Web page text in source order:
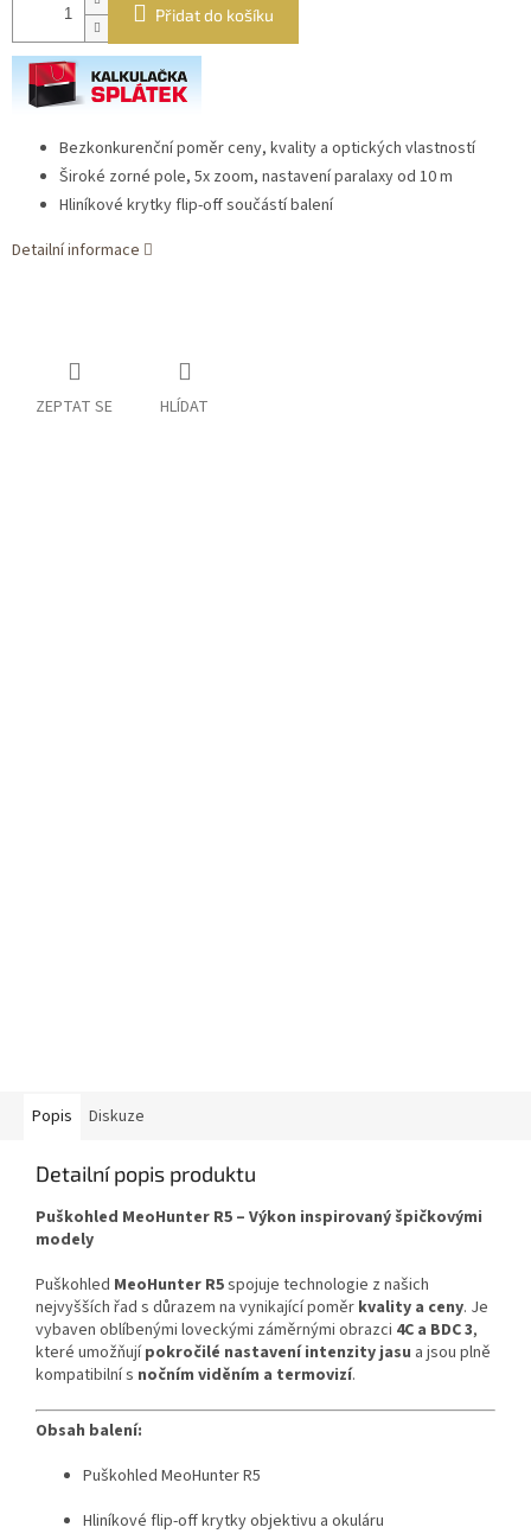
Přidat do košíku
Bezkonkurenční poměr ceny, kvality a optických vlastností
Široké zorné pole, 5x zoom, nastavení paralaxy od 10 m
Hliníkové krytky flip-off součástí balení
Detailní informace
ZEPTAT SE HLÍDAT
Popis Diskuze
Detailní popis produktu
Puškohled MeoHunter R5 – Výkon inspirovaný špičkovými
modely
Puškohled MeoHunter R5spojuje technologie z našich
nejvyšších řad s důrazem na vynikající poměr kvality a ceny. Je
vybaven oblíbenými loveckými záměrnými obrazci 4C a BDC 3,
které umožňujípokročilé nastavení intenzity jasu a jsou plně
kompatibilní s nočním viděním a termovizí.
Obsah balení:
Puškohled MeoHunter R5
Hliníkové flip-off krytky objektivu a okuláru